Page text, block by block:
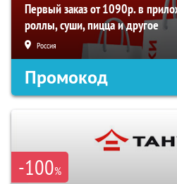
Первый заказ от 1090р. в
роллы, суши, пицца и другое
Россия
Промокод
-100%